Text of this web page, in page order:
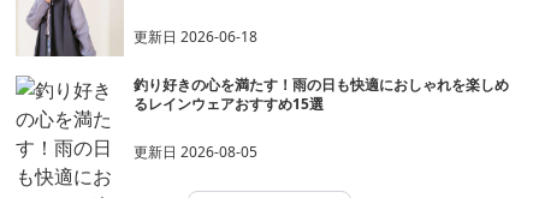
更新日2026-06-18
釣り好きの心を満たす！雨の日も快適におしゃれを楽しめ
るレインウェアおすすめ15選
更新日2026-08-05